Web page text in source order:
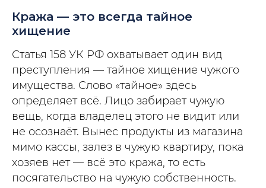
Кража — это всегда тайное
хищение
Статья 158 УК РФ охватывает один вид
преступления — тайное хищение чужого
имущества. Слово «тайное» здесь
определяет всё. Лицо забирает чужую
вещь, когда владелец этого не видит или
не осознаёт. Вынес продукты из магазина
мимо кассы, залез в чужую квартиру, пока
хозяев нет — всё это кража, то есть
посягательство на чужую собственность.